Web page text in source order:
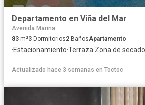
Departamento en Viña del Mar
Avenida Marina
83 m²3 Dormitorios2 BañosApartamento
·Estacionamiento·Terraza·Zona de secado
Actualizado hace 3 semanas en Toctoc